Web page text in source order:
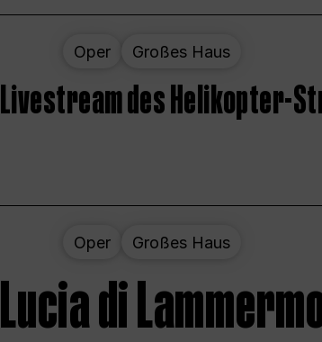
Oper Großes Haus
Livestream des Helikopter-
Oper Großes Haus
Lucia di